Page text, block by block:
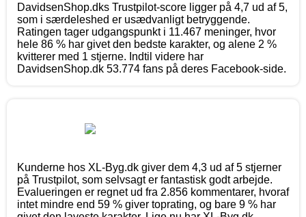
DavidsenShop.dks Trustpilot-score ligger på 4,7 ud af 5,
som i særdeleshed er usædvanligt betryggende.
Ratingen tager udgangspunkt i 11.467 meninger, hvor
hele 86 % har givet den bedste karakter, og alene 2 %
kvitterer med 1 stjerne. Indtil videre har
DavidsenShop.dk 53.774 fans på deres Facebook-side.
Kunderne hos XL-Byg.dk giver dem 4,3 ud af 5 stjerner
på Trustpilot, som selvsagt er fantastisk godt arbejde.
Evalueringen er regnet ud fra 2.856 kommentarer, hvoraf
intet mindre end 59 % giver toprating, og bare 9 % har